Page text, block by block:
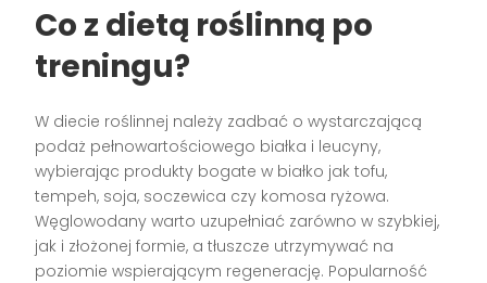
Co z dietą roślinną po
treningu?
W diecie roślinnej należy zadbać o wystarczającą
podaż pełnowartościowego białka i leucyny,
wybierając produkty bogate w białko jak tofu,
tempeh, soja, soczewica czy komosa ryżowa.
Węglowodany warto uzupełniać zarówno w szybkiej,
jak i złożonej formie, a tłuszcze utrzymywać na
poziomie wspierającym regenerację. Popularność